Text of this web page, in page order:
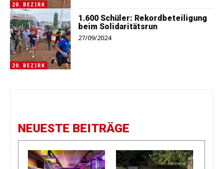
20. BEZIRK
20. BEZIRK
1.600 Schüler: Rekordbeteiligung
beim Solidaritätsrun
27/09/2024
NEUESTE BEITRÄGE